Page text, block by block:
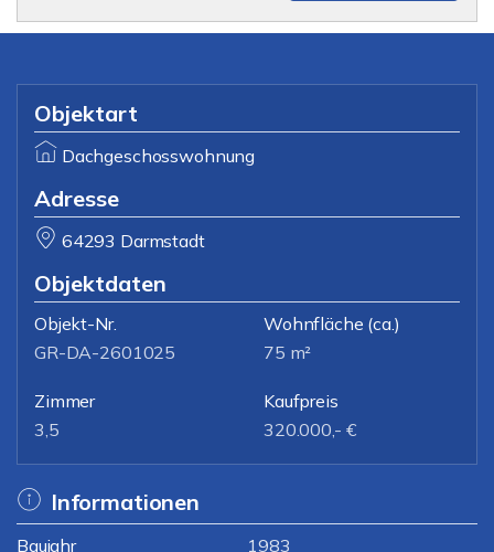
Objektart
Dachgeschosswohnung
Adresse
64293 Darmstadt
Objektdaten
Objekt-Nr.
GR-DA-2601025
Wohnfläche (ca.)
75 m²
Zimmer
3,5
Kaufpreis
320.000,- €
Informationen
Baujahr
1983